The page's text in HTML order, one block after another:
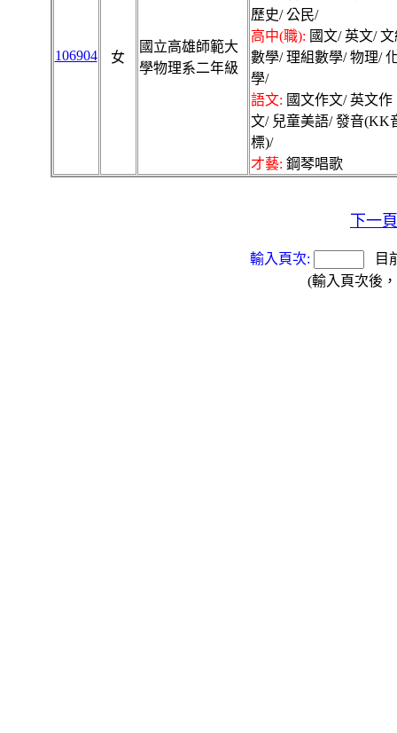
106904 女
國立高雄師範大
學物理系二年級
歷史/ 公民/
高中(職): 國文/ 英文/
數學/ 理組數學/ 物理/
學/
語文: 國文作文/ 英文作
文/ 兒童美語/ 發音(KK
標)/
才藝: 鋼琴唱歌
下一頁
輸入頁次:
目
(輸入頁次後